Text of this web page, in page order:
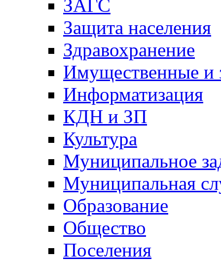
ЗАГС
Защита населения
Здравохранение
Имущественные и
Информатизация
КДН и ЗП
Культура
Муниципальное
Муниципальная
Образование
Общество
Поселения